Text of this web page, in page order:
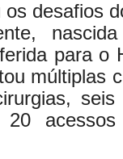
desafios
para o
múltiplas